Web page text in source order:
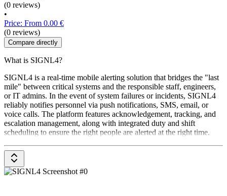
(0 reviews)
•
Price: From 0.00 €
(0 reviews)
Compare directly
What is SIGNL4?
SIGNL4 is a real-time mobile alerting solution that bridges the "last
mile" between critical systems and the responsible staff, engineers,
or IT admins. In the event of system failures or incidents, SIGNL4
reliably notifies personnel via push notifications, SMS, email, or
voice calls. The platform features acknowledgement, tracking, and
escalation management, along with integrated duty and shift
scheduling to ensure the right people are alerted at the right time.